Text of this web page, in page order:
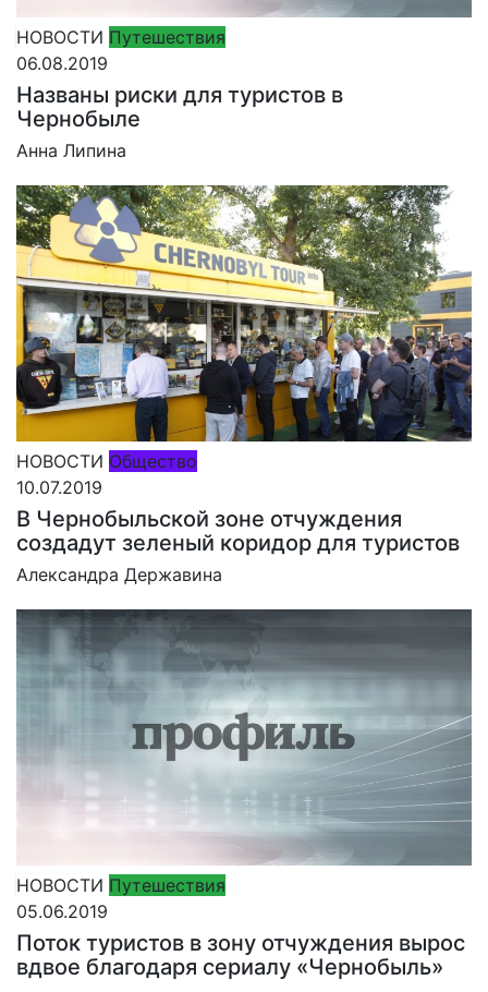
НОВОСТИ Путешествия
06.08.2019
Названы риски для туристов в
Чернобыле
Анна Липина
НОВОСТИ Общество
10.07.2019
В Чернобыльской зоне отчуждения
создадут зеленый коридор для туристов
Александра Державина
НОВОСТИ Путешествия
05.06.2019
Поток туристов в зону отчуждения вырос
вдвое благодаря сериалу «Чернобыль»